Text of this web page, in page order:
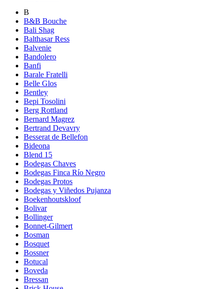
B
B&B Bouche
Bali Shag
Balthasar Ress
Balvenie
Bandolero
Banfi
Barale Fratelli
Belle Glos
Bentley
Bepi Tosolini
Berg Rottland
Bernard Magrez
Bertrand Devavry
Besserat de Bellefon
Bideona
Blend 15
Bodegas Chaves
Bodegas Finca Río Negro
Bodegas Protos
Bodegas y Viñedos Pujanza
Boekenhoutskloof
Bolivar
Bollinger
Bonnet-Gilmert
Bosman
Bosquet
Bossner
Botucal
Boveda
Bressan